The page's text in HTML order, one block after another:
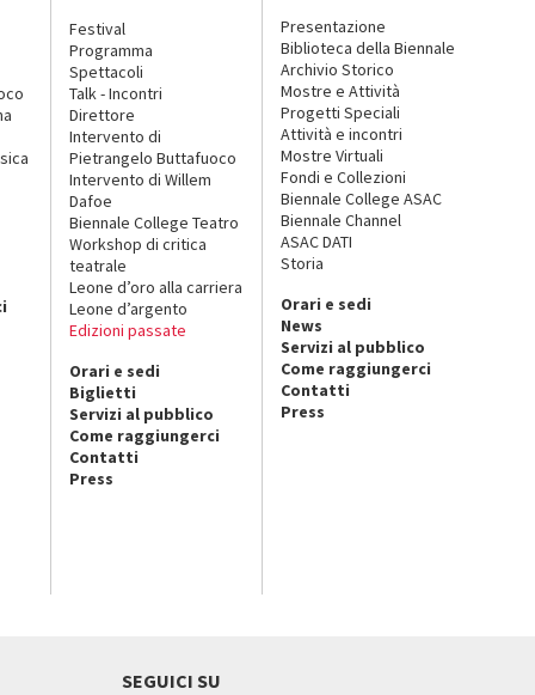
Festival
Programma
Spettacoli
Talk - Incontri
Direttore
Intervento di
Pietrangelo Buttafuoco
Intervento di Willem
Dafoe
Biennale College Teatro
Workshop di critica
teatrale
Leone d’oro alla carriera
Leone d’argento
Edizioni passate
Orari e sedi
Biglietti
Servizi al pubblico
Come raggiungerci
Contatti
Press
Presentazione
Biblioteca della Biennale
Archivio Storico
Mostre e Attività
Progetti Speciali
Attività e incontri
Mostre Virtuali
Fondi e Collezioni
Biennale College ASAC
Biennale Channel
ASAC DATI
Storia
Orari e sedi
News
Servizi al pubblico
Come raggiungerci
Contatti
Press
SEGUICI SU